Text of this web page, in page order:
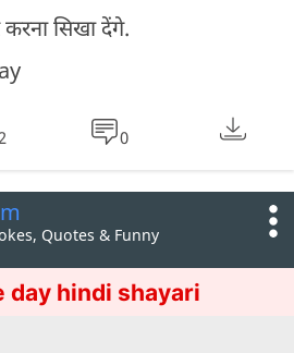
सिखा देंगे.
0
Quotes & Funny
day hindi shayari